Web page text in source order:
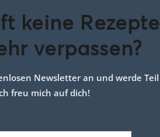
einfach
keine Rezepte
verpassen?
Newsletter an und werde Teil
freu mich auf dich!